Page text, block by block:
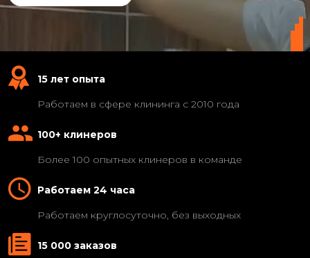
15 лет опыта
Работаем в сфере клининга с 2010 года
100+ клинеров
Более 100 опытных клинеров в команде
Работаем 24 часа
Работаем круглосуточно, без выходных
15 000 заказов